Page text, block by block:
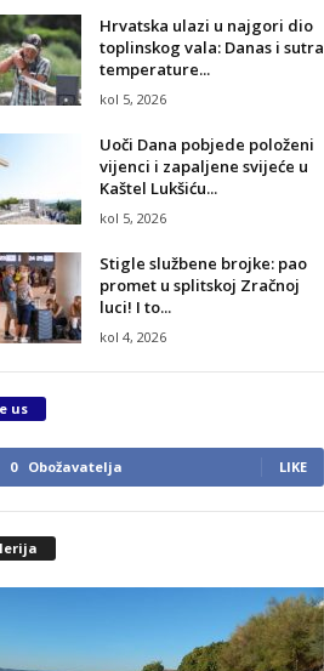
Hrvatska ulazi u najgori dio
toplinskog vala: Danas i sutra
temperature...
kol 5, 2026
Uoči Dana pobjede položeni
vijenci i zapaljene svijeće u
Kaštel Lukšiću...
kol 5, 2026
Stigle službene brojke: pao
promet u splitskoj Zračnoj
luci! I to...
kol 4, 2026
us
0 Obožavatelja LIKE